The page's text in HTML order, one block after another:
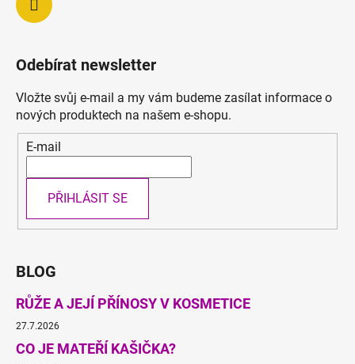
Odebírat newsletter
Vložte svůj e-mail a my vám budeme zasílat informace o
nových produktech na našem e-shopu.
E-mail
PŘIHLÁSIT SE
BLOG
RŮŽE A JEJÍ PŘÍNOSY V KOSMETICE
27.7.2026
CO JE MATEŘÍ KAŠIČKA?